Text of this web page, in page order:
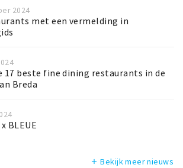
2024
met een vermelding in
17 beste fine dining restaurants in de
Breda
BLEUE
add Bekijk meer nieuws